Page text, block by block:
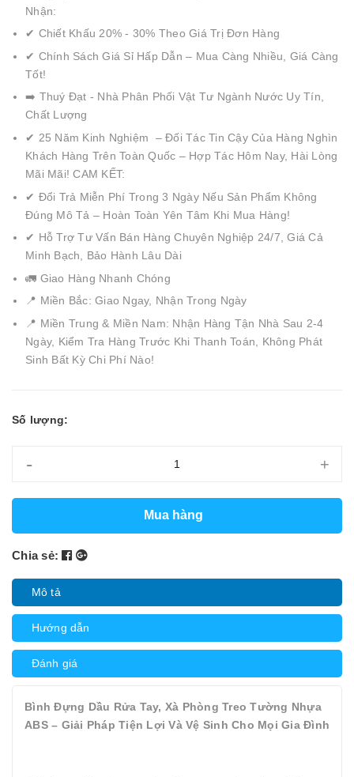
Nhận:
✔ Chiết Khấu 20% - 30% Theo Giá Trị Đơn Hàng
✔ Chính Sách Giá Sỉ Hấp Dẫn – Mua Càng Nhiều, Giá Càng
Tốt!
➡️ Thuý Đạt - Nhà Phân Phối Vật Tư Ngành Nước Uy Tín,
Chất Lượng
✔ 25 Năm Kinh Nghiệm – Đối Tác Tin Cậy Của Hàng Nghìn
Khách Hàng Trên Toàn Quốc – Hợp Tác Hôm Nay, Hài Lòng
Mãi Mãi! CAM KẾT:
✔ Đổi Trả Miễn Phí Trong 3 Ngày Nếu Sản Phẩm Không
Đúng Mô Tả – Hoàn Toàn Yên Tâm Khi Mua Hàng!
✔ Hỗ Trợ Tư Vấn Bán Hàng Chuyên Nghiệp 24/7, Giá Cả
Minh Bạch, Bảo Hành Lâu Dài
🚛 Giao Hàng Nhanh Chóng
📍 Miền Bắc: Giao Ngay, Nhận Trong Ngày
📍 Miền Trung & Miền Nam: Nhận Hàng Tận Nhà Sau 2-4
Ngày, Kiểm Tra Hàng Trước Khi Thanh Toán, Không Phát
Sinh Bất Kỳ Chi Phí Nào!
Số lượng:
- +
Mua hàng
Chia sẻ:
Mô tả
Hướng dẫn
Đánh giá
Bình Đựng Dầu Rửa Tay, Xà Phòng Treo Tường Nhựa
ABS – Giải Pháp Tiện Lợi Và Vệ Sinh Cho Mọi Gia Đình